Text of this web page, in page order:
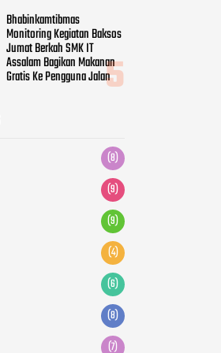
Bhabinkamtibmas
Monitoring Kegiatan Baksos
Jumat Berkah SMK IT
Assalam Bagikan Makanan
Gratis Ke Pengguna Jalan
(8)
(9)
(9)
(4)
(6)
(8)
(7)